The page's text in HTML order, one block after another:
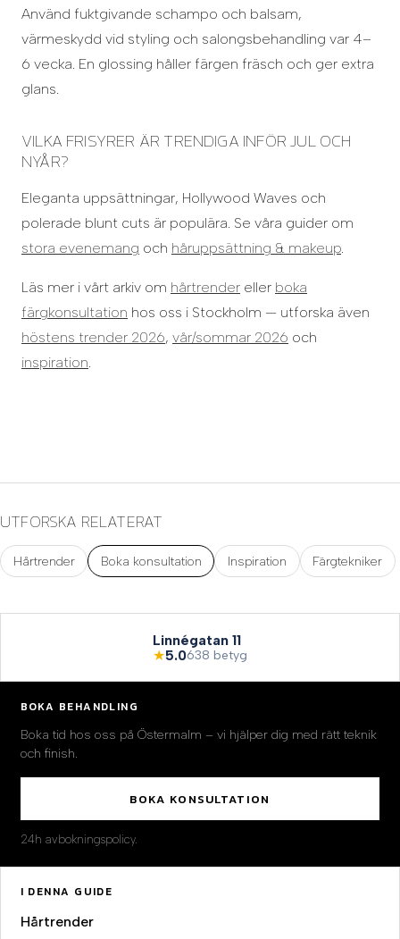
Använd fuktgivande schampo och balsam,
värmeskydd vid styling och salongsbehandling var 4–
6 vecka. En glossing håller färgen fräsch och ger extra
glans.
VILKA FRISYRER ÄR TRENDIGA INFÖR JUL OCH
NYÅR?
Eleganta uppsättningar, Hollywood Waves och
polerade blunt cuts är populära. Se våra guider om
stora evenemang och håruppsättning & makeup
Läs mer i vårt arkiv om hårtrender eller boka
färgkonsultation hos oss i Stockholm — utforska även
höstens trender 2026, vår/sommar 2026 och
inspiration
UTFORSKA RELATERAT
Hårtrender Boka konsultation Inspiration Färgtekniker
Linnégatan 11
★5.0638 betyg
BOKA BEHANDLING
Boka tid hos oss på Östermalm – vi hjälper dig med rätt teknik
och finish.
BOKA KONSULTATION
24h avbokningspolicy.
I DENNA GUIDE
Hårtrender